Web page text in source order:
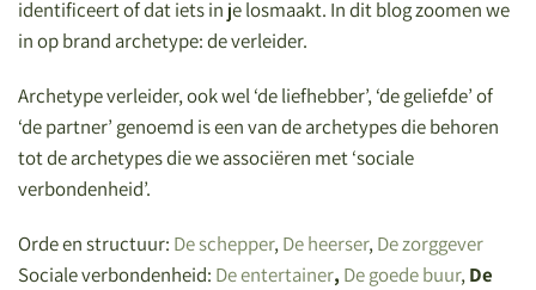
identificeert of dat iets in je losmaakt. In dit blog zoomen we
in op brand archetype: de verleider.
Archetype verleider, ook wel ‘de liefhebber’, ‘de geliefde’ of
‘de partner’ genoemd is een van de archetypes die behoren
tot de archetypes die we associëren met ‘sociale
verbondenheid’.
Orde en structuur: De schepper,De heerser,De zorggever
Sociale verbondenheid: De entertainer,De goede buur,De